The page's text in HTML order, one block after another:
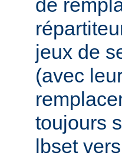
de
jeux de
(avec
toujours
lbset